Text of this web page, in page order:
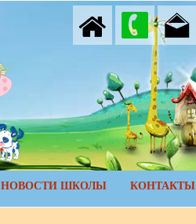
НОВОСТИ ШКОЛЫ КОНТАКТЫ